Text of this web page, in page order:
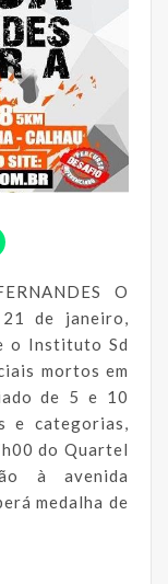
O
de janeiro,
o Instituto Sd
mortos em
de 5 e 10
e categorias,
do Quartel
à avenida
medalha de